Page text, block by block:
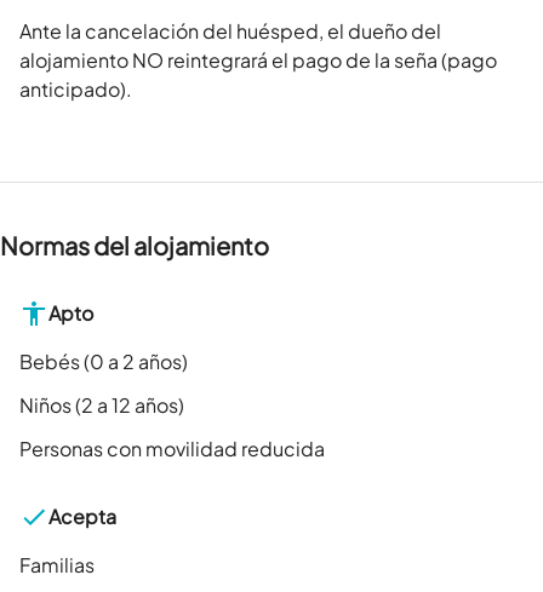
Ante la cancelación del huésped, el dueño del
alojamiento NO reintegrará el pago de la seña (pago
anticipado).
Normas del alojamiento
Apto
Bebés (0 a 2 años)
Niños (2 a 12 años)
Personas con movilidad reducida
Acepta
Familias